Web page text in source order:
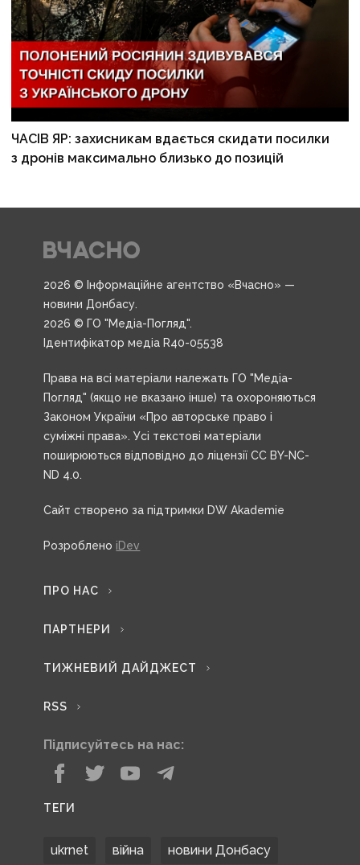
ЧАСІВ ЯР: захисникам вдається скидати посилки
з дронів максимально близько до позицій
2026 © Інформаційне агентство «Вчасно» —
новини Донбасу.
2026 © ГО "Медіа-Погляд".
Ідентифікатор медіа R40-05538
Права на всі матеріали належать ГО "Медіа-
Погляд" (якщо не вказано інше) та охороняються
Законом України «Про авторське право і
суміжні права». Усі текстові матеріали
поширюються відповідно до ліцензії CC BY-NC-
ND 4.0.
Сайт створено за підтримки DW Akademie
Розроблено iDev
ПРО НАС
ПАРТНЕРИ
ТИЖНЕВИЙ ДАЙДЖЕСТ
RSS
Підписуйтесь на нас:
ТЕГИ
ukrnet війна новини Донбасу